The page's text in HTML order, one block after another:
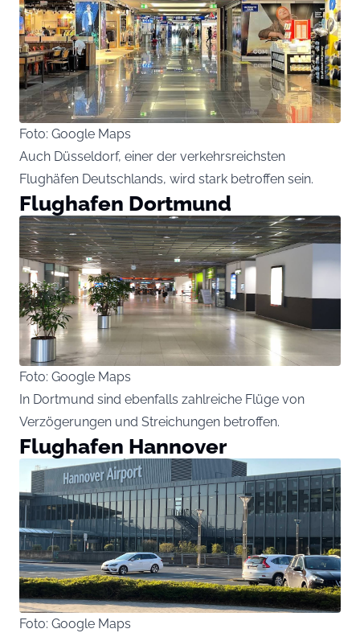
Foto: Google Maps
Auch Düsseldorf, einer der verkehrsreichsten
Flughäfen Deutschlands, wird stark betroffen sein.
Flughafen Dortmund
Foto: Google Maps
In Dortmund sind ebenfalls zahlreiche Flüge von
Verzögerungen und Streichungen betroffen.
Flughafen Hannover
Foto: Google Maps